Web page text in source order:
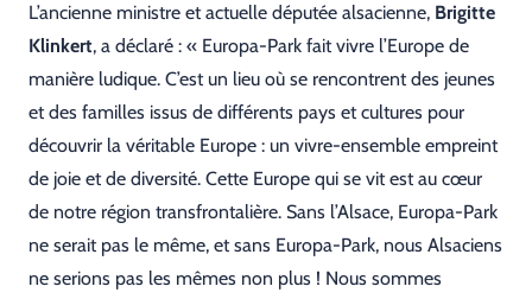
L’ancienne ministre et actuelle députée alsacienne, Brigitte
Klinkert, a déclaré : « Europa-Park fait vivre l’Europe de
manière ludique. C’est un lieu où se rencontrent des jeunes
et des familles issus de différents pays et cultures pour
découvrir la véritable Europe : un vivre-ensemble empreint
de joie et de diversité. Cette Europe qui se vit est au cœur
de notre région transfrontalière. Sans l’Alsace, Europa-Park
ne serait pas le même, et sans Europa-Park, nous Alsaciens
ne serions pas les mêmes non plus ! Nous sommes